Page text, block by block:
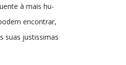
à mais hu-
encontrar,
suas justissimas